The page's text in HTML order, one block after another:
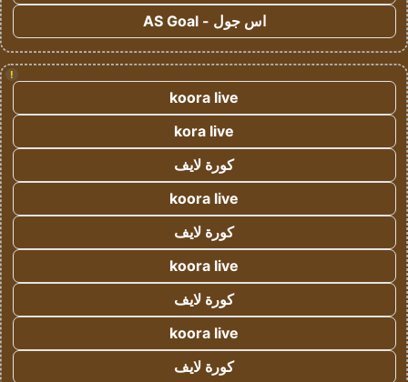
اس جول - AS Goal
!
koora live
kora live
كورة لايف
koora live
كورة لايف
koora live
كورة لايف
koora live
كورة لايف